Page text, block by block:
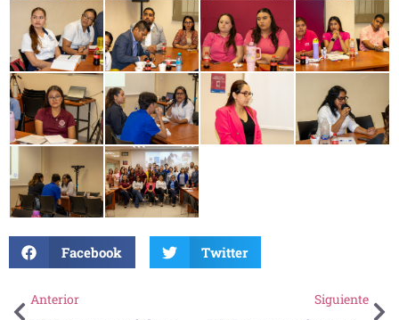
Facebook Twitter
Anterior Siguiente